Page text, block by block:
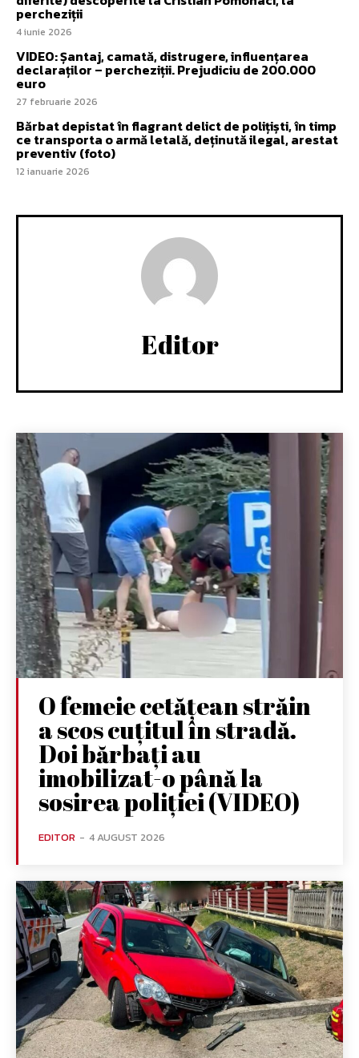
percheziții
4 iunie 2026
VIDEO: Șantaj, camată, distrugere, influențarea
declaraților – percheziții. Prejudiciu de 200.000
euro
27 februarie 2026
Bărbat depistat în flagrant delict de polițiști, în timp
ce transporta o armă letală, deținută ilegal, arestat
preventiv (foto)
12 ianuarie 2026
Editor
O femeie cetățean străin
a scos cuțitul în stradă.
Doi bărbați au
imobilizat-o până la
sosirea poliției (VIDEO)
EDITOR - 4 AUGUST 2026